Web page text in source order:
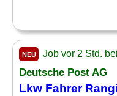
NEU Job vor 2 Std.
Deutsche Post AG
Lkw Fahrer